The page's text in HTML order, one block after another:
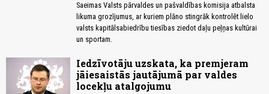
Saeimas Valsts pārvaldes un pašvaldības komisija atbalsta
likuma grozījumus, ar kuriem plāno stingrāk kontrolēt lielo
valsts kapitālsabiedrību tiesības ziedot daļu peļņas kultūrai
un sportam.
Iedzīvotāju uzskata, ka premjeram
jāiesaistās jautājumā par valdes
locekļu atalgojumu